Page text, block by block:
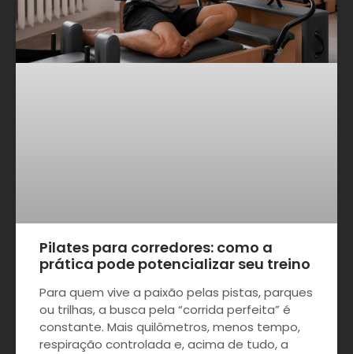
Pilates para corredores: como a
prática pode potencializar seu treino
Para quem vive a paixão pelas pistas, parques
ou trilhas, a busca pela “corrida perfeita” é
constante. Mais quilômetros, menos tempo,
respiração controlada e, acima de tudo, a